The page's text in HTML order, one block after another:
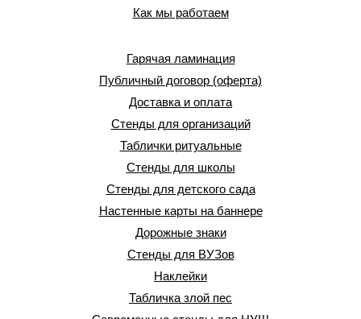
Как мы работаем
Гарячая ламинация
Публичный договор (оферта)
Доставка и оплата
Стенды для организаций
Таблички ритуальные
Стенды для школы
Стенды для детского сада
Настенные карты на баннере
Дорожные знаки
Стенды для ВУЗов
Наклейки
Табличка злой пес